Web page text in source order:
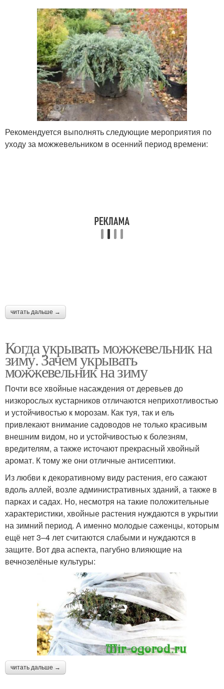
Рекомендуется выполнять следующие мероприятия по
уходу за можжевельником в осенний период времени:
читать дальше →
Когда укрывать можжевельник на
зиму. Зачем укрывать
можжевельник на зиму
Почти все хвойные насаждения от деревьев до
низкорослых кустарников отличаются неприхотливостью
и устойчивостью к морозам. Как туя, так и ель
привлекают внимание садоводов не только красивым
внешним видом, но и устойчивостью к болезням,
вредителям, а также источают прекрасный хвойный
аромат. К тому же они отличные антисептики.
Из любви к декоративному виду растения, его сажают
вдоль аллей, возле административных зданий, а также в
парках и садах. Но, несмотря на такие положительные
характеристики, хвойные растения нуждаются в укрытии
на зимний период. А именно молодые саженцы, которым
ещё нет 3–4 лет считаются слабыми и нуждаются в
защите. Вот два аспекта, пагубно влияющие на
вечнозелёные культуры:
читать дальше →